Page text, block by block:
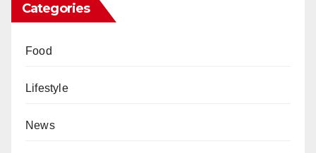
Categories
Food
Lifestyle
News